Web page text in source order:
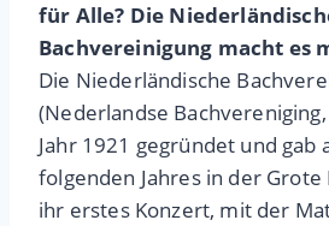
für Alle? Die
Bachvereinigung macht es
Die Niederländische
(Nederlandse
Jahr 1921 gegründet und gab
folgenden Jahres in der Grote
ihr erstes Konzert, mit der